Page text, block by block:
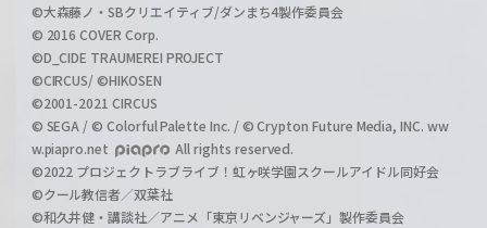
©大森藤ノ・SBクリエイティブ/ダンまち4製作委員会
© 2016 COVER Corp.
©D_CIDE TRAUMEREI PROJECT
©CIRCUS/ ©HIKOSEN
©2001-2021 CIRCUS
© SEGA / © Colorful Palette Inc. / © Crypton Future Media, INC. ww
w.piapro.net
All rights reserved.
©2022 プロジェクトラブライブ！虹ヶ咲学園スクールアイドル同好会
©クール教信者／双葉社
©和久井健・講談社／アニメ「東京リベンジャーズ」製作委員会